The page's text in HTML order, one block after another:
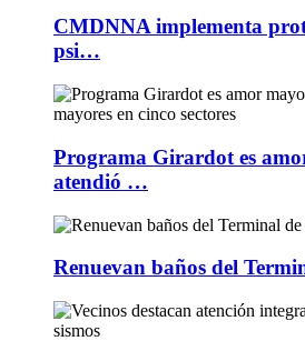
CMDNNA implementa
psi…
Programa Girardot es
atendió …
Renuevan baños del